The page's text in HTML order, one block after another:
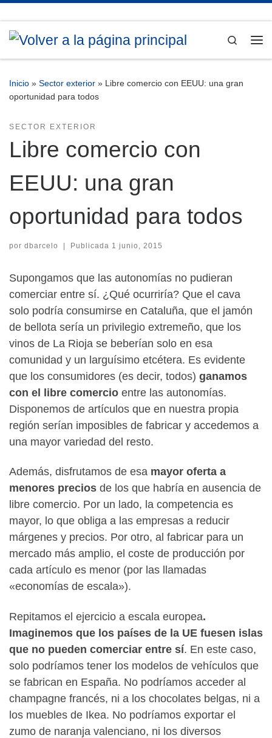
Search
Inicio » Sector exterior » Libre comercio con EEUU: una gran
oportunidad para todos
SECTOR EXTERIOR
Libre comercio con
EEUU: una gran
oportunidad para todos
por dbarcelo | Publicada 1 junio, 2015
Supongamos que las autonomías no pudieran
comerciar entre sí. ¿Qué ocurriría? Que el cava
solo podría consumirse en Cataluña, que el jamón
de bellota sería un privilegio extremeño, que los
vinos de La Rioja se beberían solo en esa
comunidad y un larguísimo etcétera. Es evidente
que los consumidores (es decir, todos) ganamos
con el libre comercio entre las autonomías.
Disponemos de artículos que en nuestra propia
región serían imposibles de fabricar y accedemos a
una mayor variedad del resto.
Además, disfrutamos de esa mayor oferta a
menores precios de los que habría en ausencia de
libre comercio. Por un lado, la competencia es
mayor, lo que obliga a las empresas a reducir
márgenes y precios. Por otro, al fabricar para un
mercado más amplio, el coste de producción por
cada artículo es menor (por las llamadas
«economías de escala»).
Repitamos el ejercicio a escala europea.
Imaginemos que los países de la UE fuesen islas
que no pueden comerciar entre sí. En este caso,
solo podríamos tener los modelos de vehículos que
se fabrican en España. No podríamos acceder al
champagne francés, ni a los chocolates belgas, ni a
los muebles de Ikea. No podríamos exportar el
zumo de naranja valenciano, ni los diversos